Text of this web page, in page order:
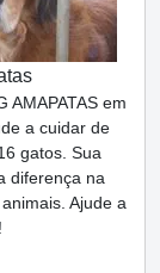
AMAPATAS em
a cuidar de
gatos. Sua
diferença na
Ajude a